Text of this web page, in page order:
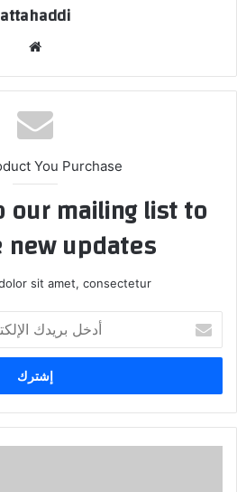
attahaddi
الوي
ب
You Purchase
our mailing list to
updates!
sit amet, consectetur.
خ
ب
ر